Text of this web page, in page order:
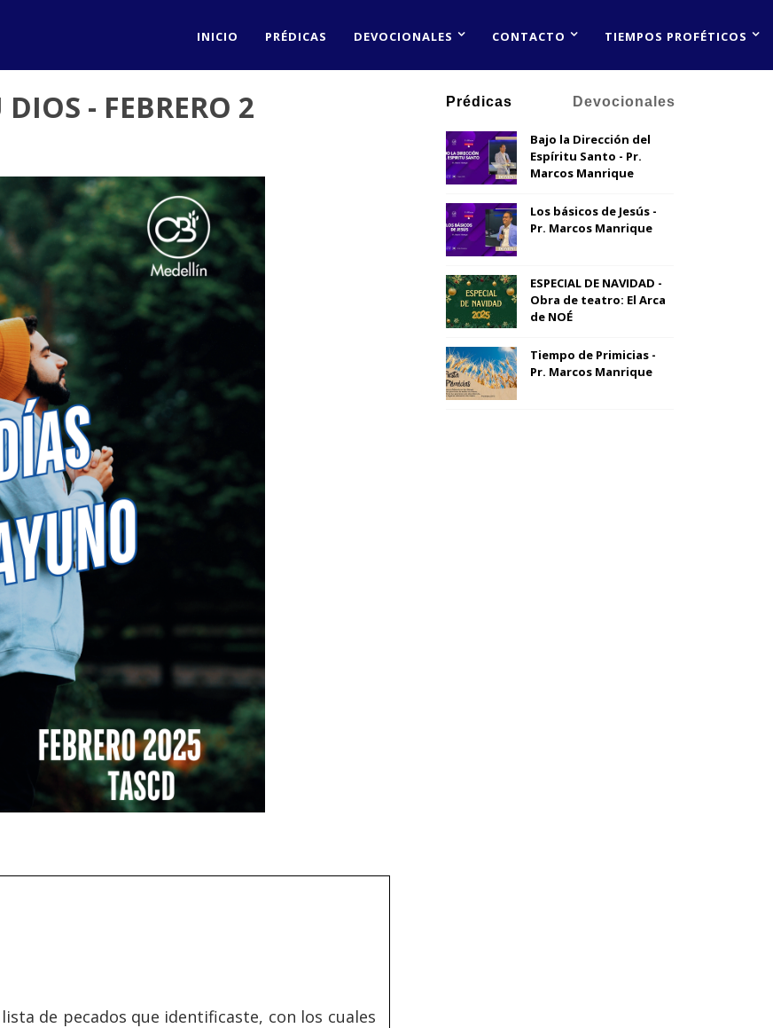
INICIO PRÉDICAS DEVOCIONALES CONTACTO TIEMPOS PROFÉTICOS
- FEBRERO 2
de pecados que identificaste, con los cuales
Prédicas Devocionales
Bajo la Dirección del
Espíritu Santo - Pr.
Marcos Manrique
Los básicos de Jesús -
Pr. Marcos Manrique
ESPECIAL DE NAVIDAD -
Obra de teatro: El Arca
de NOÉ
Tiempo de Primicias -
Pr. Marcos Manrique